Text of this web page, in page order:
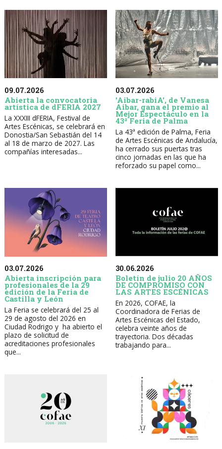
09.07.2026
Abierta la convocatoria
artística de dFERIA 2027
La XXXIII dFERIA, Festival de
Artes Escénicas, se celebrará en
Donostia/San Sebastián del 14
al 18 de marzo de 2027. Las
compañías interesadas...
03.07.2026
'Aibar-rabiA', de Vanesa
Aibar, gana el premio al
Mejor Espectáculo en la
43ª Feria de Palma
La 43ª edición de Palma, Feria
de Artes Escénicas de Andalucía,
ha cerrado sus puertas tras
cinco jornadas en las que ha
reforzado su papel como...
03.07.2026
Abierta inscripción para
profesionales de la 29
edición de la Feria de
Castilla y León
La Feria se celebrará del 25 al
29 de agosto del 2026 en
Ciudad Rodrigo y ha abierto el
plazo de solicitud de
acreditaciones profesionales
que...
30.06.2026
Boletín de julio 20 AÑOS
DE COMPROMISO CON
LAS ARTES ESCÉNICAS
En 2026, COFAE, la
Coordinadora de Ferias de
Artes Escénicas del Estado,
celebra veinte años de
trayectoria. Dos décadas
trabajando para...